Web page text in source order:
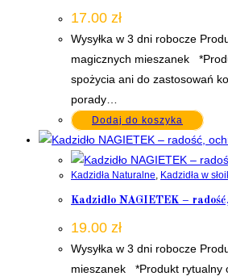
17.00 zł
Wysyłka w 3 dni robocze
magicznych mieszanek
spożycia ani do zastosowań
porady…
Dodaj do koszyka
Kadzidła Naturalne, Kadzidła w
Kadzidło NAGIETEK –
19.00 zł
Wysyłka w 3 dni robocze
mieszanek *Produkt rytualny